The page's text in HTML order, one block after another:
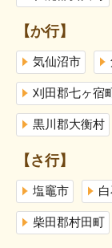
【か行】
気仙沼市
刈田郡七ヶ宿
黒川郡大衡村
【さ行】
塩竈市
柴田郡村田町